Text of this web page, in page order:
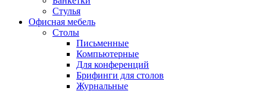
Стулья
Офисная мебель
Столы
Письменные
Компьютерные
Для конференций
Брифинги для столов
Журнальные